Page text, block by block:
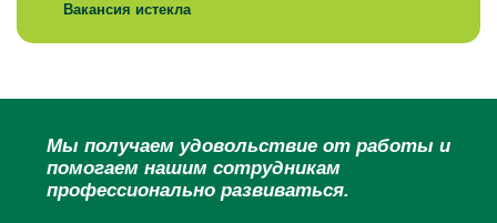
Вакансия истекла
Мы получаем удовольствие от работы и
помогаем нашим сотрудникам
профессионально развиваться.